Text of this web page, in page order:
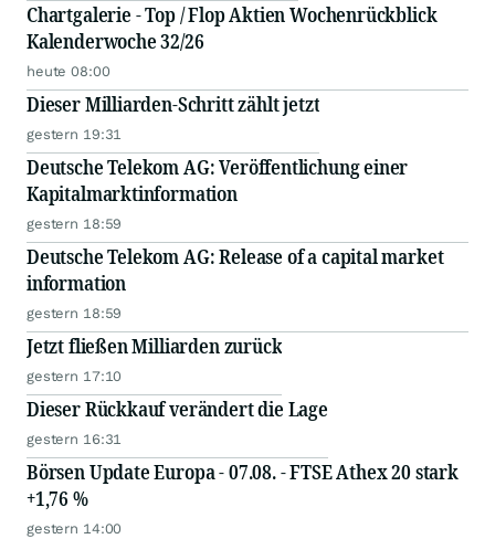
Chartgalerie - Top / Flop Aktien Wochenrückblick
Kalenderwoche 32/26
heute 08:00
Dieser Milliarden-Schritt zählt jetzt
gestern 19:31
Deutsche Telekom AG: Veröffentlichung einer
Kapitalmarktinformation
gestern 18:59
Deutsche Telekom AG: Release of a capital market
information
gestern 18:59
Jetzt fließen Milliarden zurück
gestern 17:10
Dieser Rückkauf verändert die Lage
gestern 16:31
Börsen Update Europa - 07.08. - FTSE Athex 20 stark
+1,76 %
gestern 14:00